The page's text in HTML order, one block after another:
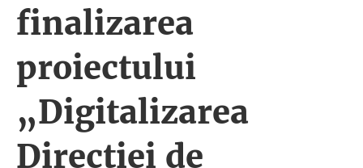
finalizarea
proiectului
„Digitalizarea
Direcției de